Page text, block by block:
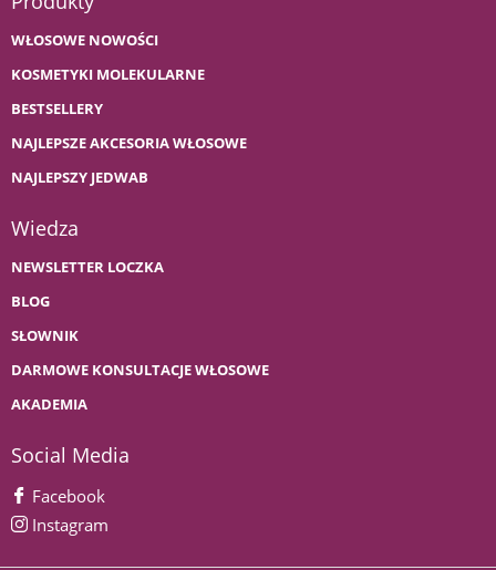
WŁOSOWE NOWOŚCI
KOSMETYKI MOLEKULARNE
BESTSELLERY
NAJLEPSZE AKCESORIA WŁOSOWE
NAJLEPSZY JEDWAB
Wiedza
NEWSLETTER LOCZKA
BLOG
SŁOWNIK
DARMOWE KONSULTACJE WŁOSOWE
AKADEMIA
Social Media
Facebook
Instagram